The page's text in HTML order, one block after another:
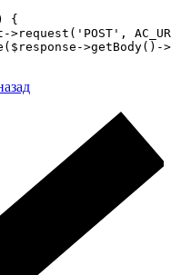
{
>request('POST',
>getBody()-